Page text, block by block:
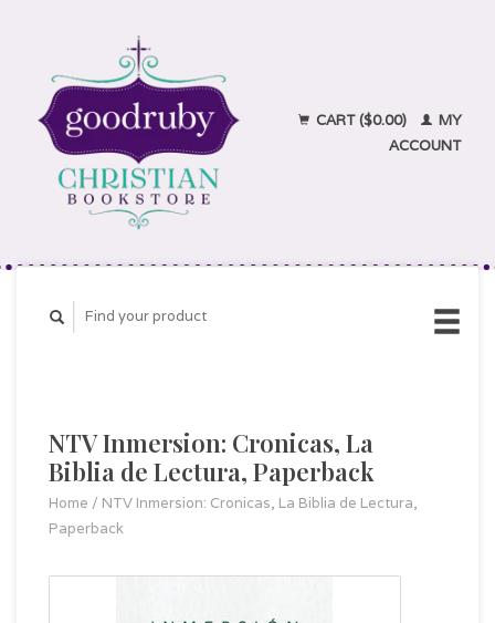
CART ($0.00)
MY
ACCOUNT
NTV Inmersion: Cronicas, La
Biblia de Lectura, Paperback
Home / NTV Inmersion: Cronicas, La Biblia de Lectura,
Paperback